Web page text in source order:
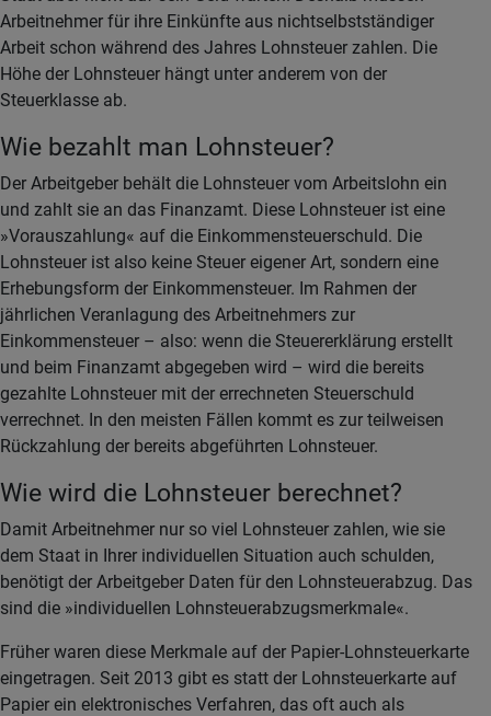
Arbeitnehmer für ihre Einkünfte aus nichtselbstständiger
Arbeit schon während des Jahres Lohnsteuer zahlen. Die
Höhe der Lohnsteuer hängt unter anderem von der
Steuerklasse ab.
Wie bezahlt man Lohnsteuer?
Der Arbeitgeber behält die Lohnsteuer vom Arbeitslohn ein
und zahlt sie an das Finanzamt. Diese Lohnsteuer ist eine
»Vorauszahlung« auf die Einkommensteuerschuld. Die
Lohnsteuer ist also keine Steuer eigener Art, sondern eine
Erhebungsform der Einkommensteuer. Im Rahmen der
jährlichen Veranlagung des Arbeitnehmers zur
Einkommensteuer – also: wenn die Steuererklärung erstellt
und beim Finanzamt abgegeben wird – wird die bereits
gezahlte Lohnsteuer mit der errechneten Steuerschuld
verrechnet. In den meisten Fällen kommt es zur teilweisen
Rückzahlung der bereits abgeführten Lohnsteuer.
Wie wird die Lohnsteuer berechnet?
Damit Arbeitnehmer nur so viel Lohnsteuer zahlen, wie sie
dem Staat in Ihrer individuellen Situation auch schulden,
benötigt der Arbeitgeber Daten für den Lohnsteuerabzug. Das
sind die »individuellen Lohnsteuerabzugsmerkmale«.
Früher waren diese Merkmale auf der Papier-Lohnsteuerkarte
eingetragen. Seit 2013 gibt es statt der Lohnsteuerkarte auf
Papier ein elektronisches Verfahren, das oft auch als